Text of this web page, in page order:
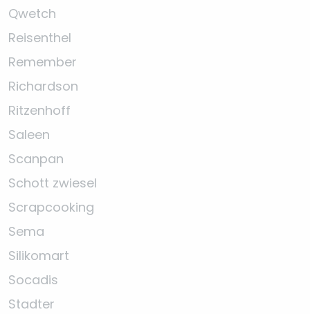
Qwetch
Reisenthel
Remember
Richardson
Ritzenhoff
Saleen
Scanpan
Schott zwiesel
Scrapcooking
Sema
Silikomart
Socadis
Stadter